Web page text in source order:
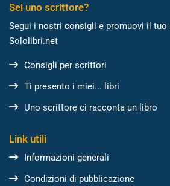
Sei uno scrittore?
Segui i nostri consigli e promuovi il
Sololibri.net
Consigli per scrittori
Ti presento i miei... libri
Uno scrittore ci racconta un libro
Link utili
Informazioni generali
Condizioni di pubblicazione